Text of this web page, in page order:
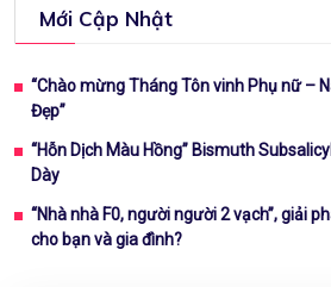
Mới Cập Nhật
“Chào mừng Tháng Tôn vinh Phụ nữ –
Đẹp”
“Hỗn Dịch Màu Hồng” Bismuth
Dày
“Nhà nhà F0, người người 2 vạch”, giải
cho bạn và gia đình?